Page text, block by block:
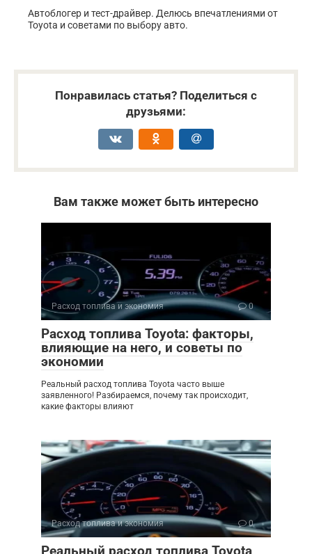
Автоблогер и тест-драйвер. Делюсь впечатлениями от
Toyota и советами по выбору авто.
Понравилась статья? Поделиться с
друзьями:
Вам также может быть интересно
Расход топлива и экономия 0
Расход топлива Toyota: факторы,
влияющие на него, и советы по
экономии
Реальный расход топлива Toyota часто выше
заявленного! Разбираемся, почему так происходит,
какие факторы влияют
Расход топлива и экономия 0